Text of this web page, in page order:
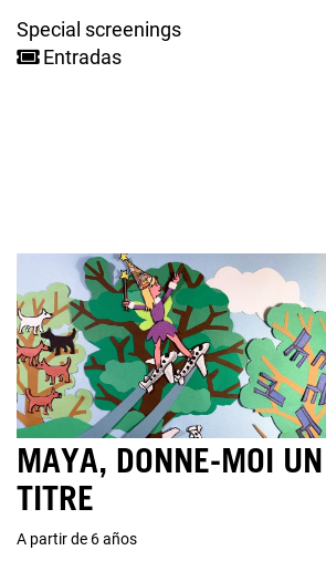
Special screenings
Entradas
MAYA, DONNE-MOI UN
TITRE
A partir de 6 años